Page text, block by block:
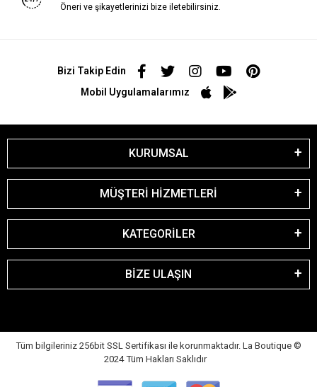
Öneri ve şikayetlerinizi bize iletebilirsiniz.
Bizi Takip Edin
Mobil Uygulamalarımız
KURUMSAL
MÜŞTERİ HİZMETLERİ
KATEGORİLER
BİZE ULAŞIN
Tüm bilgileriniz 256bit SSL Sertifikası ile korunmaktadır. La Boutique ©
2024 Tüm Hakları Saklıdır